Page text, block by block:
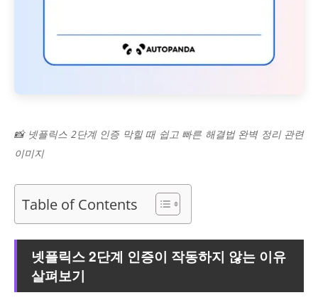
📸 넷플릭스 2단계 인증 막힐 때 쉽고 빠른 해결법 완벽 정리 관련
이미지
Table of Contents
넷플릭스 2단계 인증이 작동하지 않는 이유
살펴보기